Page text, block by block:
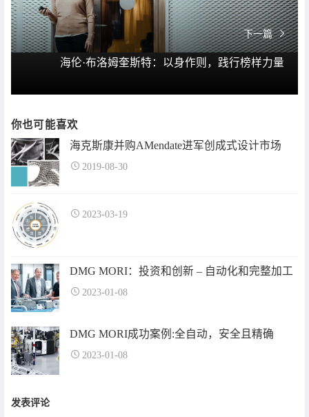
下一篇
海伦·布洛姆奎斯特：以身作则，践行榜样力量
你也可能喜欢
海克斯康并购AMendate进军创成式设计市场
2019-08-30
2023-03-19
DMG MORI：投资和创新 – 自动化和完整加工
2023-01-08
DMG MORI成功案例:全自动，安全且精确
2023-01-08
发表评论